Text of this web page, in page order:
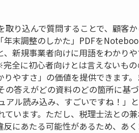
り込んで質問することで、顧客
末調整のしかた」PDFを
新規事業者向けに用語をわかり
全に初心者向けとは言えないも
やすさ」の価値を提供できます
答えがどの資料のどの箇所に基
ル読み込み、すごいですね！」
います。ただし、税理士法との兼
反にあたる可能性があるため、あ